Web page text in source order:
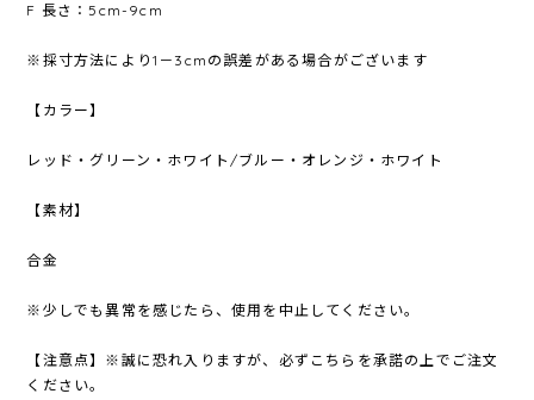
F 長さ：5cm-9cm
※採寸方法により1－3cmの誤差がある場合がございます
【カラー】
レッド・グリーン・ホワイト/ブルー・オレンジ・ホワイト
【素材】
合金
※少しでも異常を感じたら、使用を中止してください。
【注意点】※誠に恐れ入りますが、必ずこちらを承諾の上でご注文
ください。